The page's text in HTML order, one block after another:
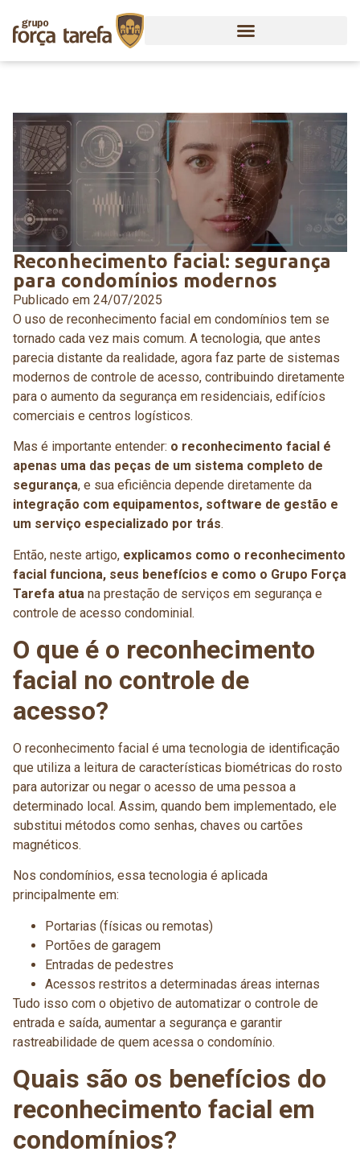
Reconhecimento facial: segurança
para condomínios modernos
Publicado em 24/07/2025
O uso de reconhecimento facial em condomínios tem se
tornado cada vez mais comum. A tecnologia, que antes
parecia distante da realidade, agora faz parte de sistemas
modernos de controle de acesso, contribuindo diretamente
para o aumento da segurança em residenciais, edifícios
comerciais e centros logísticos.
Mas é importante entender: o reconhecimento facial é
apenas uma das peças de um sistema completo de
segurança, e sua eficiência depende diretamente da
integração com equipamentos, software de gestão e
um serviço especializado por trás.
Então, neste artigo, explicamos como o reconhecimento
facial funciona, seus benefícios e como o Grupo Força
Tarefa atua na prestação de serviços em segurança e
controle de acesso condominial.
O que é o reconhecimento
facial no controle de
acesso?
O reconhecimento facial é uma tecnologia de identificação
que utiliza a leitura de características biométricas do rosto
para autorizar ou negar o acesso de uma pessoa a
determinado local. Assim, quando bem implementado, ele
substitui métodos como senhas, chaves ou cartões
magnéticos.
Nos condomínios, essa tecnologia é aplicada
principalmente em:
Portarias (físicas ou remotas)
Portões de garagem
Entradas de pedestres
Acessos restritos a determinadas áreas internas
Tudo isso com o objetivo de automatizar o controle de
entrada e saída, aumentar a segurança e garantir
rastreabilidade de quem acessa o condomínio.
Quais são os benefícios do
reconhecimento facial em
condomínios?